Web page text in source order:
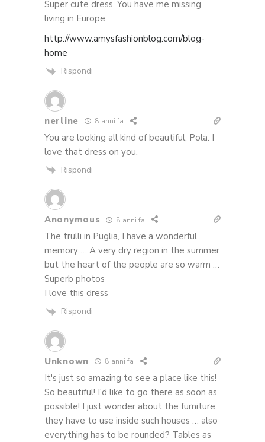
Super cute dress. You have me missing
living in Europe.
http://www.amysfashionblog.com/blog-
home
Rispondi
nerline 8 anni fa
You are looking all kind of beautiful, Pola. I
love that dress on you.
Rispondi
Anonymous 8 anni fa
The trulli in Puglia, I have a wonderful
memory … A very dry region in the summer
but the heart of the people are so warm …
Superb photos
I love this dress
Rispondi
Unknown 8 anni fa
It's just so amazing to see a place like this!
So beautiful! I'd like to go there as soon as
possible! I just wonder about the furniture
they have to use inside such houses … also
everything has to be rounded? Tables as